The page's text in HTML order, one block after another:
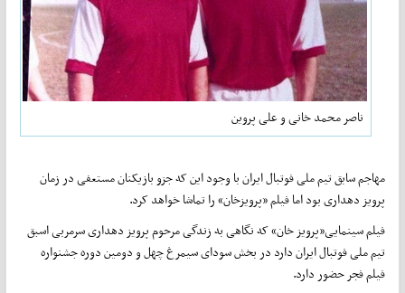
ناصر محمد خانی و علی پروین
مهاجم سابق تیم ملی فوتبال ایران با وجود این که جزو بازیکنان مستعفی در زمان
پرویز دهداری بود اما فیلم «پرویزخان» را تماشا خواهد کرد.
فیلم سینمایی«پرویز خان» که نگاهی به زندگی مرحوم پرویز دهداری سرمربی اسبق
تیم ملی فوتبال ایران دارد در بخش سودای سیمرغ چهل و دومین دوره جشنواره
فیلم فجر حضور دارد.